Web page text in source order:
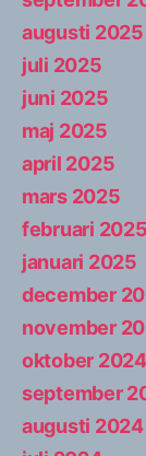
augusti 2025
juli 2025
juni 2025
maj 2025
april 2025
mars 2025
februari 2025
januari 2025
december
november
oktober 2024
september
augusti 2024